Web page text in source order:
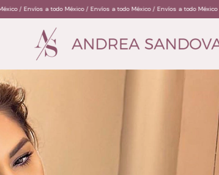
Envíos a todo México / Envíos a todo México / Envíos a todo México /